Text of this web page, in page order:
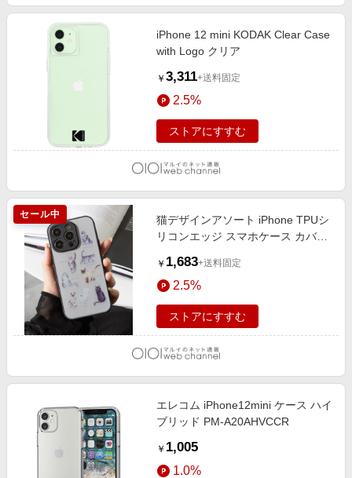
iPhone 12 mini KODAK Clear Case
with Logo クリア
￥ 3,311+送料固定
2.5%
ストアにすすむ
セール中
猫デザインアソート iPhone TPUシ
リコンエッジ スマホケース カバー
￥ 1,683+送料固定
2.5%
ストアにすすむ
エレコム iPhone12mini ケース ハイ
ブリッド PM-A20AHVCCR
￥ 1,005
1.0%